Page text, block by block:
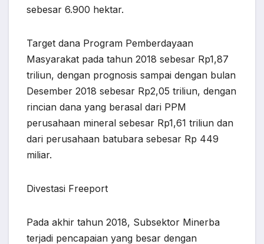
sebesar 6.900 hektar.
Target dana Program Pemberdayaan
Masyarakat pada tahun 2018 sebesar Rp1,87
triliun, dengan prognosis sampai dengan bulan
Desember 2018 sebesar Rp2,05 triliun, dengan
rincian dana yang berasal dari PPM
perusahaan mineral sebesar Rp1,61 triliun dan
dari perusahaan batubara sebesar Rp 449
miliar.
Divestasi Freeport
Pada akhir tahun 2018, Subsektor Minerba
terjadi pencapaian yang besar dengan